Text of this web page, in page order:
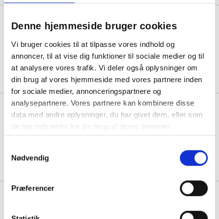
Denne hjemmeside bruger cookies
Vi bruger cookies til at tilpasse vores indhold og
annoncer, til at vise dig funktioner til sociale medier og til
at analysere vores trafik. Vi deler også oplysninger om
din brug af vores hjemmeside med vores partnere inden
for sociale medier, annonceringspartnere og
analysepartnere. Vores partnere kan kombinere disse
data med andre oplysninger, du har givet dem, eller som
de har indsamlet fra din brug af deres tjenester.
Nødvendig
Præferencer
Skagen spisebord 240x100 cm
FSC-certificeret beige
1 stk á 6.823,75
Sleek spisebord med udtræk
195x95 cm i sort egetræsfiner
Padang spisebord 250x100 cm